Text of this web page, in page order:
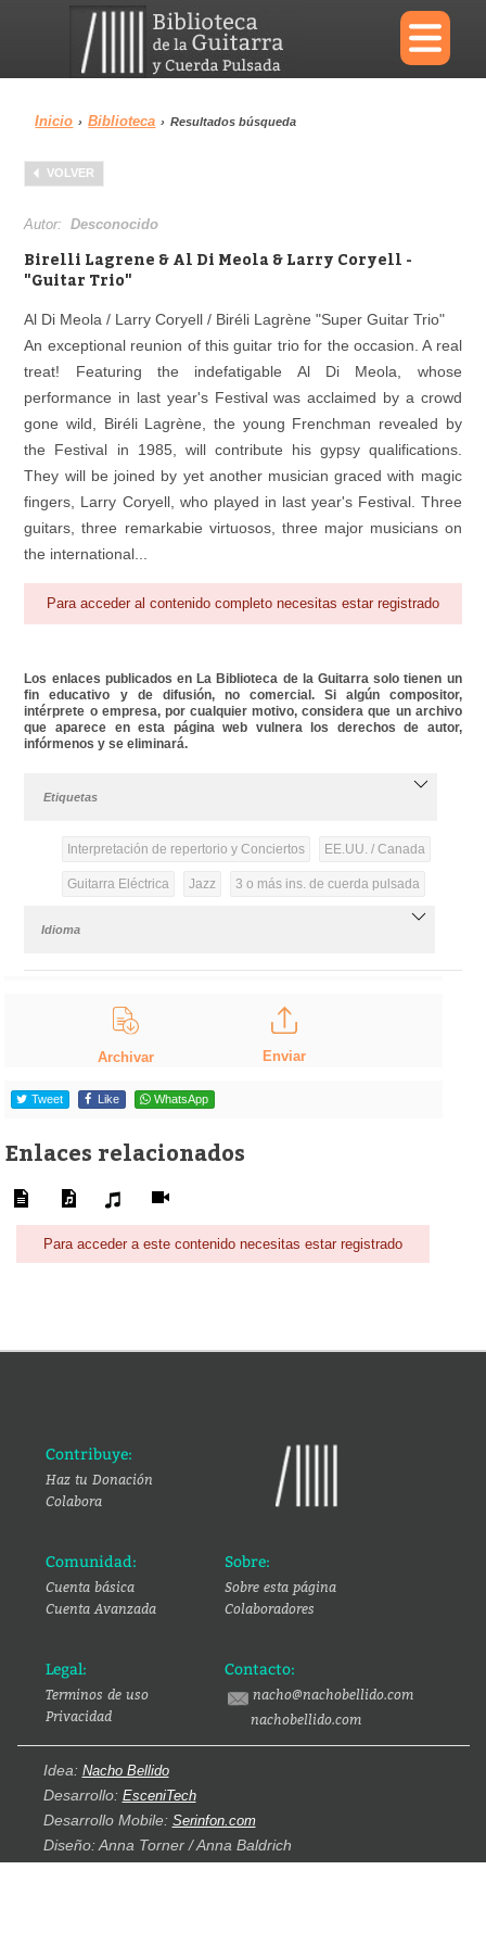
×
Menu
Biblioteca
Área personal Reproductor
Inicio › Biblioteca › Resultados búsqueda
VOLVER
Autor:Desconocido
Birelli Lagrene & Al Di Meola & Larry Coryell -
"Guitar Trio"
Al Di Meola / Larry Coryell / Biréli Lagrène "Super Guitar Trio"
An exceptional reunion of this guitar trio for the occasion. A real
treat! Featuring the indefatigable Al Di Meola, whose
performance in last year's Festival was acclaimed by a crowd
gone wild, Biréli Lagrène, the young Frenchman revealed by
the Festival in 1985, will contribute his gypsy qualifications.
They will be joined by yet another musician graced with magic
fingers, Larry Coryell, who played in last year's Festival. Three
guitars, three remarkabie virtuosos, three major musicians on
the international...
Para acceder al contenido completo necesitas estar registrado
Los enlaces publicados en La Biblioteca de la Guitarra solo tienen un
fin educativo y de difusión, no comercial. Si algún compositor,
intérprete o empresa, por cualquier motivo, considera que un archivo
que aparece en esta página web vulnera los derechos de autor,
infórmenos y se eliminará.
Etiquetas
Interpretación de repertorio y Conciertos EE.UU. / Canada
Guitarra Eléctrica Jazz 3 o más ins. de cuerda pulsada
Idioma
Archivar Enviar
Tweet Like WhatsApp
Enlaces relacionados
Para acceder a este contenido necesitas estar registrado
Contribuye:
Haz tu Donación
Colabora
Comunidad:
Cuenta básica
Cuenta Avanzada
Sobre:
Sobre esta página
Colaboradores
Legal:
Terminos de uso
Privacidad
Contacto:
nacho@nachobellido.com
nachobellido.com
Idea: Nacho Bellido
Desarrollo: EsceniTech
Desarrollo Mobile: Serinfon.com
Diseño: Anna Torner / Anna Baldrich